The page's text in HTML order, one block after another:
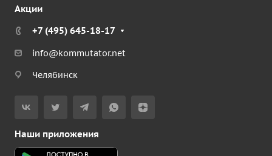
Акции
+7 (495) 645-18-17
info@kommutator.net
Челябинск
Наши приложения